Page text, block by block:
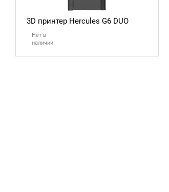
3D принтер Hercules G6 DUO
Нет в
наличии